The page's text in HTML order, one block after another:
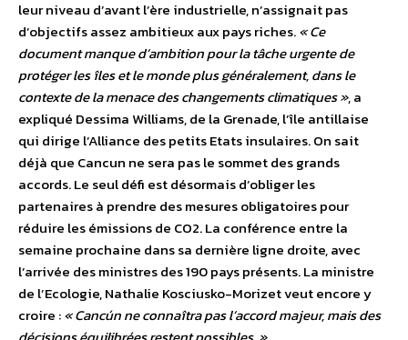
leur niveau d’avant l’ère industrielle, n’assignait pas
d’objectifs assez ambitieux aux pays riches.« Ce
document manque d’ambition pour la tâche urgente de
protéger les îles et le monde plus généralement, dans le
contexte de la menace des changements climatiques », a
expliqué Dessima Williams, de la Grenade, l’île antillaise
qui dirige l’Alliance des petits Etats insulaires. On sait
déjà que Cancun ne sera pas le sommet des grands
accords. Le seul défi est désormais d’obliger les
partenaires à prendre des mesures obligatoires pour
réduire les émissions de CO2. La conférence entre la
semaine prochaine dans sa dernière ligne droite, avec
l’arrivée des ministres des 190 pays présents. La ministre
de l’Ecologie, Nathalie Kosciusko-Morizet veut encore y
croire :« Cancún ne connaîtra pas l’accord majeur, mais des